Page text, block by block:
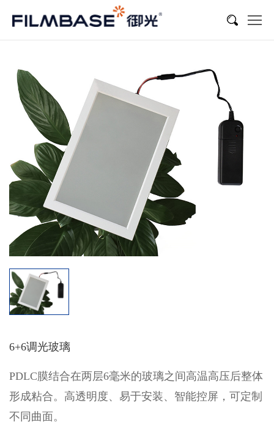
6+6调光玻璃
PDLC膜结合在两层6毫米的玻璃之间高温高压后整体
形成粘合。高透明度、易于安装、智能控屏，可定制
不同曲面。